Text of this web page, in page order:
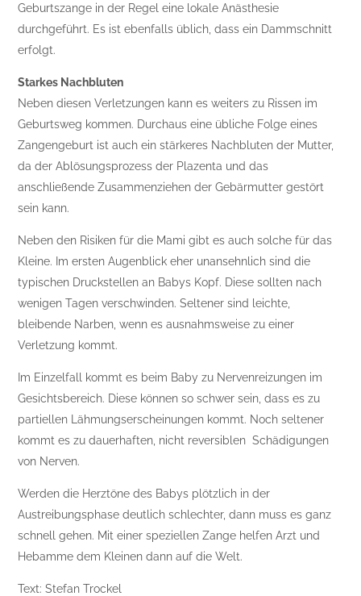
Geburtszange in der Regel eine lokale Anästhesie
durchgeführt. Es ist ebenfalls üblich, dass ein Dammschnitt
erfolgt.
Starkes Nachbluten
Neben diesen Verletzungen kann es weiters zu Rissen im
Geburtsweg kommen. Durchaus eine übliche Folge eines
Zangengeburt ist auch ein stärkeres Nachbluten der Mutter,
da der Ablösungsprozess der Plazenta und das
anschließende Zusammenziehen der Gebärmutter gestört
sein kann.
Neben den Risiken für die Mami gibt es auch solche für das
Kleine. Im ersten Augenblick eher unansehnlich sind die
typischen Druckstellen an Babys Kopf. Diese sollten nach
wenigen Tagen verschwinden. Seltener sind leichte,
bleibende Narben, wenn es ausnahmsweise zu einer
Verletzung kommt.
Im Einzelfall kommt es beim Baby zu Nervenreizungen im
Gesichtsbereich. Diese können so schwer sein, dass es zu
partiellen Lähmungserscheinungen kommt. Noch seltener
kommt es zu dauerhaften, nicht reversiblen Schädigungen
von Nerven.
Werden die Herztöne des Babys plötzlich in der
Austreibungsphase deutlich schlechter, dann muss es ganz
schnell gehen. Mit einer speziellen Zange helfen Arzt und
Hebamme dem Kleinen dann auf die Welt.
Text: Stefan Trockel